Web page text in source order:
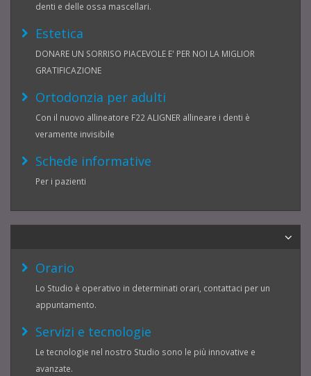
denti e delle ossa mascellari.
Estetica
DONARE UN SORRISO PIACEVOLE E' PER NOI LA MIGLIOR
GRATIFICAZIONE
Ortodonzia per adulti
Con il nuovo allineatore F22 ALIGNER allineare i denti è
veramente invisibile
Schede informative
Per i pazienti
Orario
Lo Studio è operativo in determinati orari, contattaci per un
appuntamento.
Servizi e tecnologie
Le tecnologie nel nostro Studio sono le più innovative e
avanzate.